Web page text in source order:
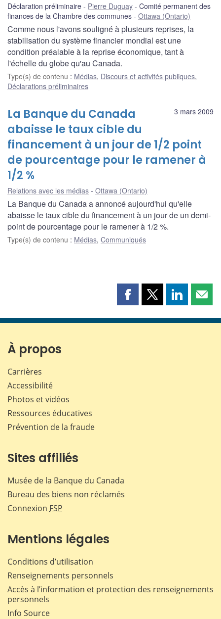
Déclaration préliminaire Pierre Duguay
Comité permanent des
finances de la Chambre des communes
Ottawa (Ontario)
Comme nous l'avons souligné à plusieurs reprises, la
stabilisation du système financier mondial est une
condition préalable à la reprise économique, tant à
l'échelle du globe qu'au Canada.
Type(s) de contenu : Médias, Discours et activités publiques,
Déclarations préliminaires
3 mars 2009
La Banque du Canada
abaisse le taux cible du
financement à un jour de 1/2 point
de pourcentage pour le ramener à
1/2 %
Relations avec les médias Ottawa (Ontario)
La Banque du Canada a annoncé aujourd'hui qu'elle
abaisse le taux cible du financement à un jour de un demi-
point de pourcentage pour le ramener à 1/2 %.
Type(s) de contenu : Médias, Communiqués
Partager
page
Partager
page
Partager
page page
À propos
Carrières
Accessibilité
Photos et vidéos
Ressources éducatives
Prévention de la fraude
Sites affiliés
Musée de la Banque du Canada
Bureau des biens non réclamés
Connexion FSP
Mentions légales
Conditions d’utilisation
Renseignements personnels
Accès à l’information et protection des renseignements
personnels
Info Source